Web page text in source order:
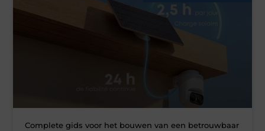
Complete gids voor het bouwen van een betrouwbaar